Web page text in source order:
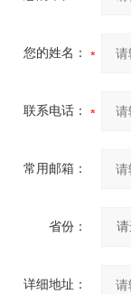
您的姓名：
联系电话：
常用邮箱：
省份：
详细地址：